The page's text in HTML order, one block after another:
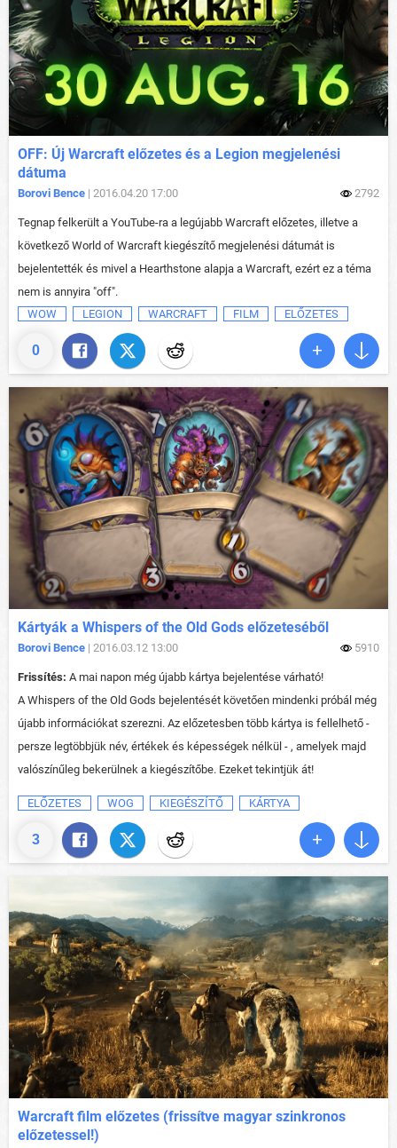
0
OFF: Új Warcraft előzetes és a Legion megjelenési
dátuma
Borovi Bence | 2016.04.20 17:00 2792
Tegnap felkerült a YouTube-ra a legújabb Warcraft előzetes, illetve a
következő World of Warcraft kiegészítő megjelenési dátumát is
bejelentették és mivel a Hearthstone alapja a Warcraft, ezért ez a téma
nem is annyira "off".
WOW
LEGION WARCRAFT FILM ELŐZETES
3
Kártyák a Whispers of the Old Gods előzeteséből
Borovi Bence | 2016.03.12 13:00 5910
Frissítés: A mai napon még újabb kártya bejelentése várható!
A Whispers of the Old Gods bejelentését követően mindenki próbál még
újabb információkat szerezni. Az előzetesben több kártya is fellelhető -
persze legtöbbjük név, értékek és képességek nélkül - , amelyek majd
valószínűleg bekerülnek a kiegészítőbe. Ezeket tekintjük át!
ELŐZETES WOG KIEGÉSZÍTŐ KÁRTYA
Warcraft film előzetes (frissítve magyar szinkronos
előzetessel!)